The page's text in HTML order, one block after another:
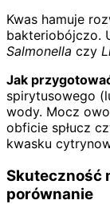
Kwas hamuje
bakteriobójczo.
Salmonella czy
Jak
spirytusowego
wody. Mocz
obficie spłucz
kwasku
Skuteczność
porównanie